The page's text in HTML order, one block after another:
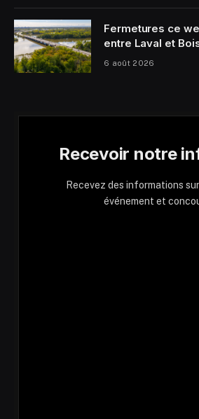
Fermetures ce
entre Laval et
6 août 2026
Recevoir notre
Recevez des informations
événement et